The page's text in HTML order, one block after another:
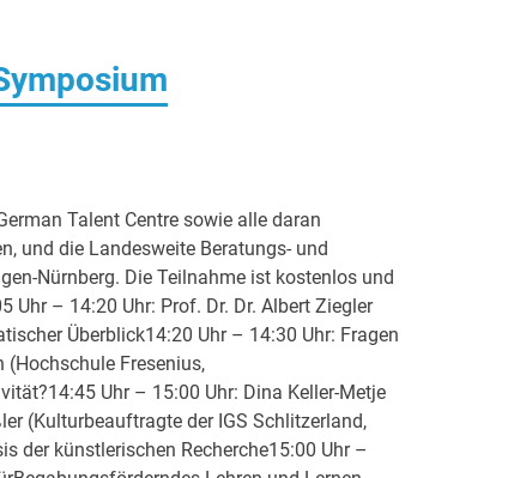
Talent Centre sowie alle daran
und die Landesweite Beratungs- und
Nürnberg. Die Teilnahme ist kostenlos und
– 14:20 Uhr: Prof. Dr. Dr. Albert Ziegler
Überblick14:20 Uhr – 14:30 Uhr: Fragen
(Hochschule Fresenius,
Uhr – 15:00 Uhr: Dina Keller-Metje
(Kulturbeauftragte der IGS Schlitzerland,
der künstlerischen Recherche15:00 Uhr –